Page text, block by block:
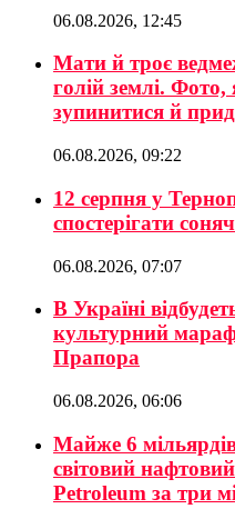
06.08.2026, 12:45
Мати й троє
голій землі.
зупинитися й
06.08.2026, 09:22
12 серпня у
спостерігати
06.08.2026, 07:07
В Україні
культурний
Прапора
06.08.2026, 06:06
Майже 6
світовий
Petroleum за три